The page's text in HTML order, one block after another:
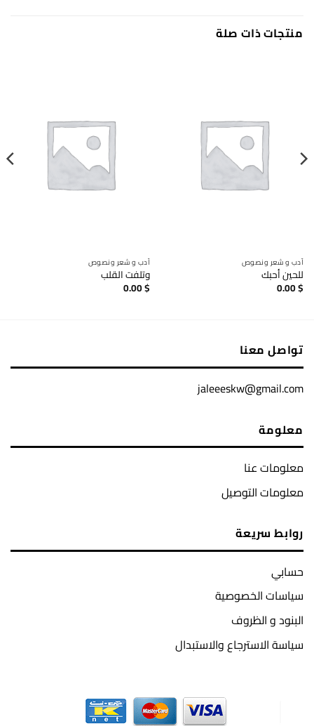
منتجات ذات صلة
أدب و شعر ونصوص
للحين أحبك
0.00$
أدب و شعر ونصوص
وتلفت القلب
0.00$
تواصل معنا
jaleeeskw@gmail.com
معلومة
معلومات عنا
معلومات التوصيل
روابط سريعة
حسابي
سياسات الخصوصية
البنود و الظروف
سياسة الاسترجاع والاستبدال